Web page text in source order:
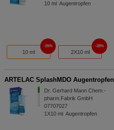
10 ml Augentropfen
10 ml
25%
2X10 ml
28%
ARTELAC SplashMDO Augentropfen
Dr. Gerhard Mann Chem.-
pharm.Fabrik GmbH
07707027
1X10 ml Augentropfen